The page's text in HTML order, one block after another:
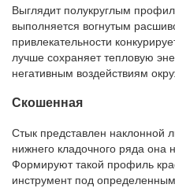
Выглядит полукруглым
выполняется вогнутым
привлекательности
лучше сохраняет тепловую
негативным воздействиям
Скошенная
Стык представлен наклонной
нижнего кладочного ряда она
Формируют такой профиль
инструмент под